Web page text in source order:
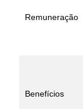
Remuneração
Benefícios